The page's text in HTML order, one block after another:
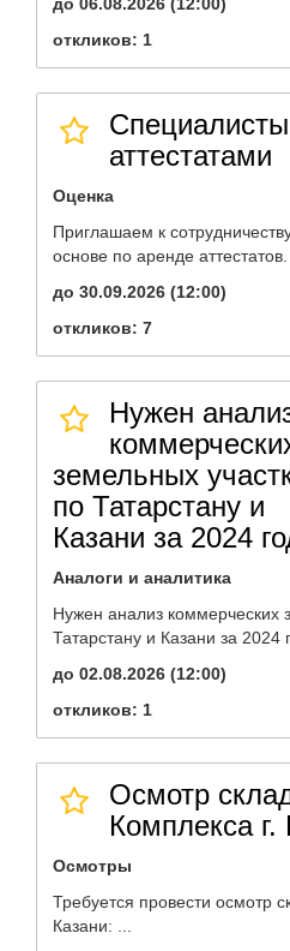
откликов: 1
аттестатами
Оценка
Приглашаем к
основе по аренде аттестатов.
до 30.09.2026 (12:00)
откликов: 7
Нужен
земельных
по Татарстану и
Казани за 2024
Аналоги и аналитика
Нужен анализ коммерческих
Татарстану и Казани за 2024
до 02.08.2026 (12:00)
откликов: 1
Осмотр
Комплекса г.
Осмотры
Требуется провести осмотр
Казани: ...